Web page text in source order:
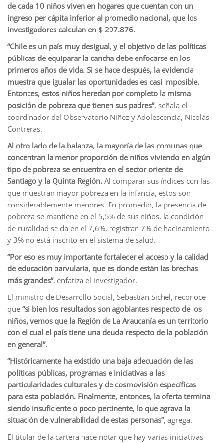
de cada 10 niños viven en hogares que cuentan con un
ingreso per cápita inferior al promedio nacional, que los
investigadores calculan en $ 297.876.
“Chile es un país muy desigual, y el objetivo de las políticas
públicas de equiparar la cancha debe enfocarse en los
primeros años de vida. Si se hace después, la evidencia
muestra que igualar las oportunidades es casi imposible.
Entonces, estos niños heredan por completo la misma
posición de pobreza que tienen sus padres”, señala el
coordinador del Observatorio Niñez y Adolescencia, Nicolás
Contreras.
Al otro lado de la balanza, la mayoría de las comunas que
concentran la menor proporción de niños viviendo en algún
tipo de pobreza se encuentra en el sector oriente de
Santiago y la Quinta Región. Al comparar sus índices con las
que muestran mayor pobreza en la infancia, estos son
considerablemente menores. En promedio, la presencia de
pobreza se mantiene en el 5,5% de sus niños, la condición
de ruralidad se da en el 7,6%, registran 7% de hacinamiento
y 3% no está inscrito en el sistema de salud.
“Por eso es muy importante fortalecer el acceso y la calidad
de educación parvularia, que es donde están las brechas
más grandes”, enfatiza el investigador.
El ministro de Desarrollo Social, Sebastián Sichel, reconoce
que “si bien los resultados son agobiantes respecto de los
niños, vemos que la Región de La Araucanía es un territorio
con el cual el país tiene una deuda respecto de la población
en general”.
“Históricamente ha existido una baja adecuación de las
políticas públicas, programas e iniciativas a las
particularidades culturales y de cosmovisión específicas
para esta población. Finalmente, entonces, la oferta termina
siendo insuficiente o poco pertinente, lo que agrava la
situación de vulnerabilidad de estas personas”, agrega.
El titular de la cartera hace notar que hay varias iniciativas